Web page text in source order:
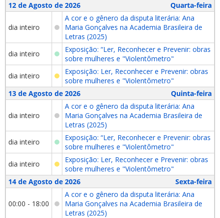
12 de Agosto de 2026
Quarta-feira
dia inteiro
A cor e o gênero da disputa literária: Ana
Maria Gonçalves na Academia Brasileira de
Letras (2025)
dia inteiro
Exposição: “Ler, Reconhecer e Prevenir: obras
sobre mulheres e "Violentômetro"
dia inteiro
Exposição: Ler, Reconhecer e Prevenir: obras
sobre mulheres e "Violentômetro"
13 de Agosto de 2026
Quinta-feira
dia inteiro
A cor e o gênero da disputa literária: Ana
Maria Gonçalves na Academia Brasileira de
Letras (2025)
dia inteiro
Exposição: “Ler, Reconhecer e Prevenir: obras
sobre mulheres e "Violentômetro"
dia inteiro
Exposição: Ler, Reconhecer e Prevenir: obras
sobre mulheres e "Violentômetro"
14 de Agosto de 2026
Sexta-feira
00:00 - 18:00
A cor e o gênero da disputa literária: Ana
Maria Gonçalves na Academia Brasileira de
Letras (2025)